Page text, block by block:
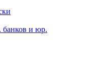
банков и юр.